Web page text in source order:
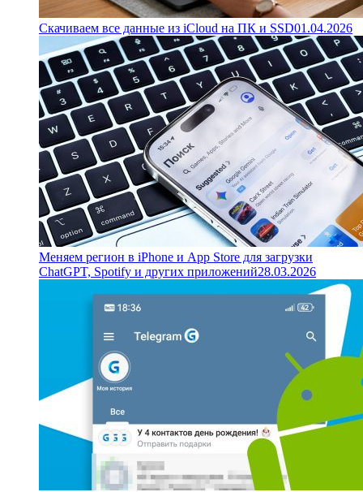
Скачиваем все данные из iCloud на ПК и SSD01.04.2026
Меняем регион в iPhone и App Store для загрузки
ChatGPT, Spotify и других приложений28.03.2026